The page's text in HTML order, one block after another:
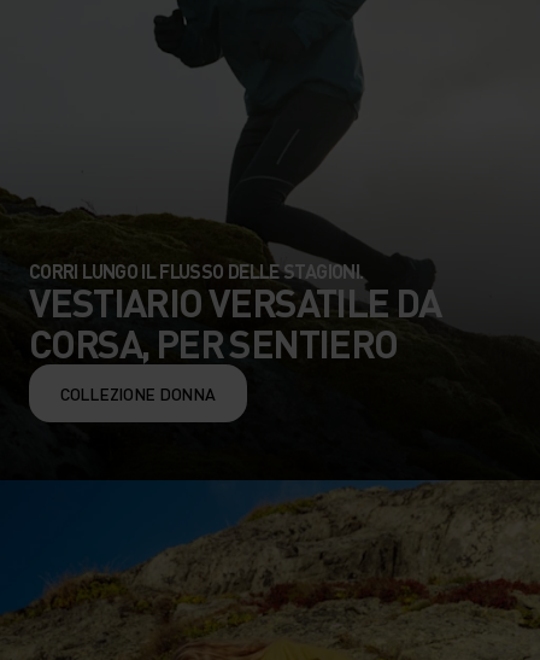
CORRI LUNGO IL FLUSSO DELLE STAGIONI.
VESTIARIO VERSATILE DA
CORSA, PER SENTIERO
COLLEZIONE DONNA